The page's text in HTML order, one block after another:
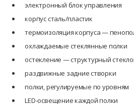
электронный блок управления
корпус сталь/пластик
термоизоляция корпуса —
охлаждаемые стеклянные полки
остекление — структурный
раздвижные задние створки
полки, регулируемые по уровням
LED-освещение каждой полки